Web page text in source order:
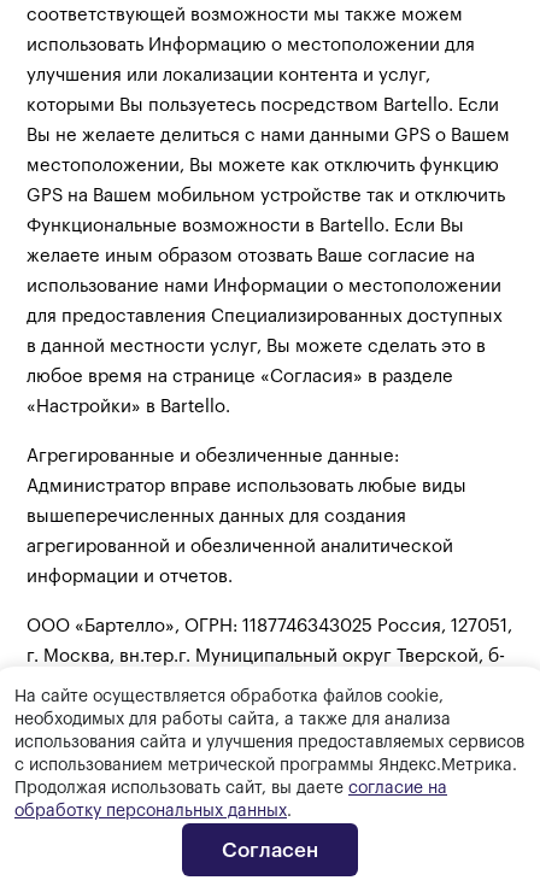
соответствующей возможности мы также можем
использовать Информацию о местоположении для
улучшения или локализации контента и услуг,
которыми Вы пользуетесь посредством Bartello. Если
Вы не желаете делиться с нами данными GPS о Вашем
местоположении, Вы можете как отключить функцию
GPS на Вашем мобильном устройстве так и отключить
Функциональные возможности в Bartello. Если Вы
желаете иным образом отозвать Ваше согласие на
использование нами Информации о местоположении
для предоставления Специализированных доступных
в данной местности услуг, Вы можете сделать это в
любое время на странице «Согласия» в разделе
«Настройки» в Bartello.
Агрегированные и обезличенные данные:
Администратор вправе использовать любые виды
вышеперечисленных данных для создания
агрегированной и обезличенной аналитической
информации и отчетов.
ООО «Бартелло», ОГРН: 1187746343025 Россия, 127051,
г. Москва, вн.тер.г. Муниципальный округ Тверской, б-
р Петровский, д. 12, стр. 3.
Телефон: +7 (495) 409-35-82
E-mail: help@bartello.ru
Редакция от «22» июля 2026 года
На сайте осуществляется обработка файлов сооkіе,
необходимых для работы сайта, а также для анализа
использования сайта и улучшения предоставляемых сервисов
с использованием метрической программы Яндекс.Метрика.
Продолжая использовать сайт, вы даете согласие на
обработку персональных данных.
Согласен